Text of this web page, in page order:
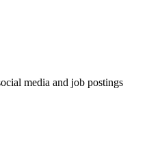
media and job postings